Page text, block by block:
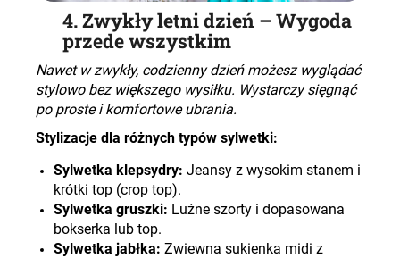
4. Zwykły letni dzień – Wygoda
przede wszystkim
Nawet w zwykły, codzienny dzień możesz wyglądać
stylowo bez większego wysiłku. Wystarczy sięgnąć
po proste i komfortowe ubrania.
Stylizacje dla różnych typów sylwetki:
Sylwetka klepsydry: Jeansy z wysokim stanem i
krótki top (crop top).
Sylwetka gruszki: Luźne szorty i dopasowana
bokserka lub top.
Sylwetka jabłka: Zwiewna sukienka midi z